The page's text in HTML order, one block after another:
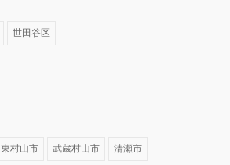
世田谷区
東村山市 武蔵村山市 清瀬市